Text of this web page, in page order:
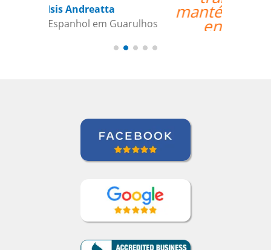
mantém envolvidos e
encorajados a
continuar o nosso
objetivo de aprender